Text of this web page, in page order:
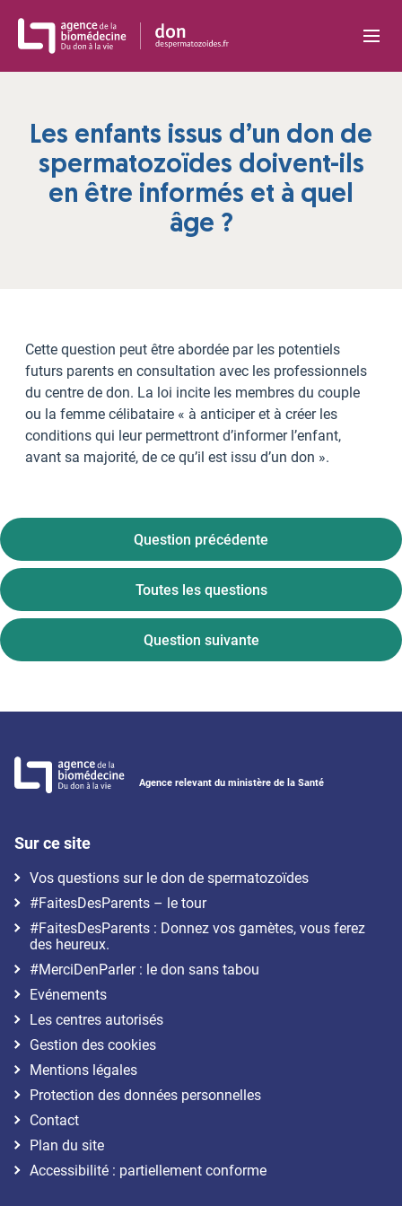
Les enfants issus d’un don de
spermatozoïdes doivent-ils
en être informés et à quel
âge ?
Cette question peut être abordée par les potentiels
futurs parents en consultation avec les professionnels
du centre de don. La loi incite les membres du couple
ou la femme célibataire « à anticiper et à créer les
conditions qui leur permettront d’informer l’enfant,
avant sa majorité, de ce qu’il est issu d’un don ».
Question précédente
Toutes les questions
Question suivante
Agence relevant du ministère de la Santé
Sur ce site
Vos questions sur le don de spermatozoïdes
#FaitesDesParents – le tour
#FaitesDesParents : Donnez vos gamètes, vous ferez
des heureux.
#MerciDenParler : le don sans tabou
Evénements
Les centres autorisés
Gestion des cookies
Mentions légales
Protection des données personnelles
Contact
Plan du site
Accessibilité : partiellement conforme